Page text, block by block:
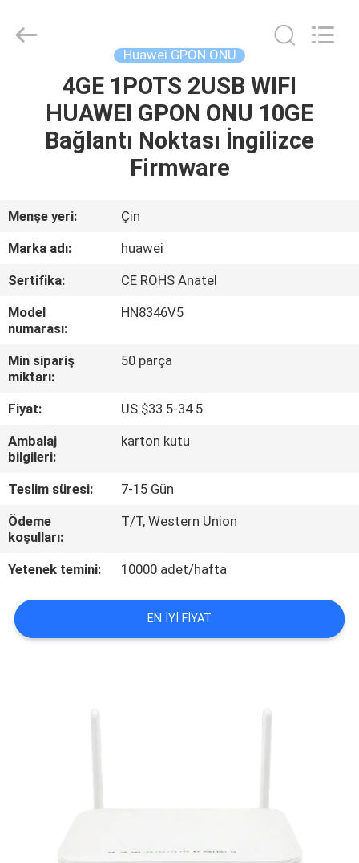
ÜRÜN:%
HAKKIMIZDA
TURU
KONTROL
BIZIMLE
ILETIŞIME
GEÇIN
BIR
SITE
PRIVACY
LIMITED.
Huawei GPON ONU
4GE 1POTS 2USB WIFI
HUAWEI GPON ONU 10GE
Bağlantı Noktası İngilizce
Firmware
Menşe yeri:
Çin
Marka adı:
huawei
Sertifika:
CE ROHS Anatel
Model
numarası:
HN8346V5
Min sipariş
miktarı:
50 parça
Fiyat:
US $33.5-34.5
Ambalaj
bilgileri:
karton kutu
Teslim süresi:
7-15 Gün
Ödeme
koşulları:
T/T, Western Union
Yetenek temini: 10000 adet/hafta
EN IYI FIYAT